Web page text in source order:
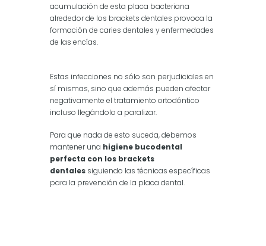
acumulación de esta placa bacteriana
alrededor de los brackets dentales provoca la
formación de caries dentales y enfermedades
de las encías.
Estas infecciones no sólo son perjudiciales en
sí mismas, sino que además pueden afectar
negativamente el tratamiento ortodóntico
incluso llegándolo a paralizar.
Para que nada de esto suceda, debemos
mantener una higiene bucodental
perfecta con los brackets
dentales siguiendo las técnicas específicas
para la prevención de la placa dental.